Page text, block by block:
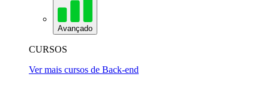
Avançado
CURSOS
Ver mais cursos de Back-end